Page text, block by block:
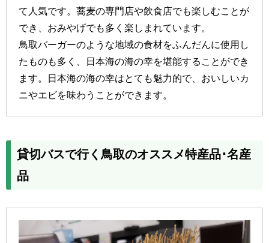
て人気です。蕎麦の専門店や飲食店でも楽しむことが
でき、おみやげでも多く楽しまれています。
鳥取バーガーのような地域の食材をふんだんに使用し
たものも多く、日本海の海の幸を堪能することができ
ます。日本海の海の幸はとても魅力的で、おいしいカ
ニやエビを味わうことができます。
貸切バスで行く鳥取のオススメ特産品･名産
品